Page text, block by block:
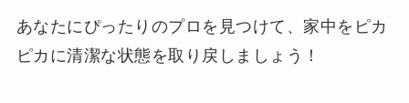
あなたにぴったりのプロを見つけて、家中をピカ
ピカに清潔な状態を取り戻しましょう！